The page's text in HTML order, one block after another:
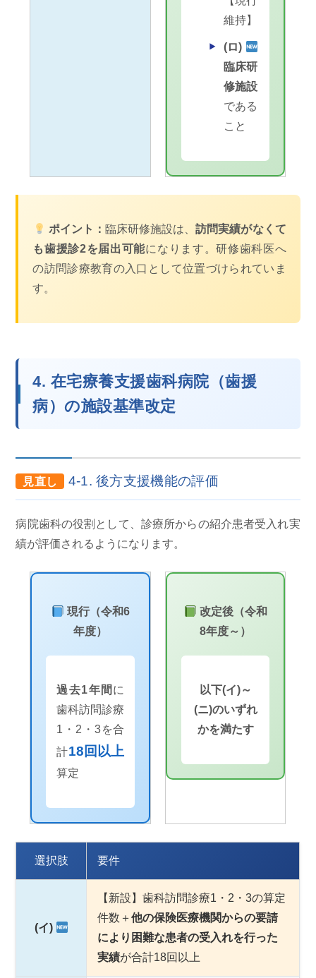
維持】
(ロ)
臨床研
修施設
である
こと
ポイント： 臨床研修施設は、訪問実績がなくて
も歯援診2を届出可能になります。研修歯科医へ
の訪問診療教育の入口として位置づけられていま
す。
4. 在宅療養支援歯科病院（歯援
病）の施設基準改定
見直し 4-1. 後方支援機能の評価
病院歯科の役割として、診療所からの紹介患者受入れ実
績が評価されるようになります。
現行（令和6
年度）
過去1年間 に
歯科訪問診療
1・2・3を合
計18回以上
算定
改定後（令和
8年度～）
以下(イ)～
(ニ)のいずれ
かを満たす
選択肢 要件
(イ)
【新設】歯科訪問診療1・2・3の算定
件数＋他の保険医療機関からの要請
により困難な患者の受入れを行った
実績が合計18回以上